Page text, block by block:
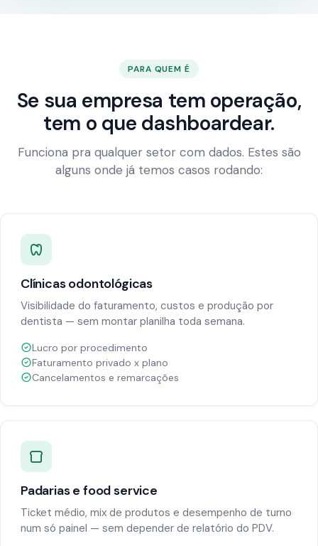
PARA QUEM É
Se sua empresa tem operação,
tem o que dashboardear.
Funciona pra qualquer setor com dados. Estes são
alguns onde já temos casos rodando:
Clínicas odontológicas
Visibilidade do faturamento, custos e produção por
dentista — sem montar planilha toda semana.
Lucro por procedimento
Faturamento privado x plano
Cancelamentos e remarcações
Padarias e food service
Ticket médio, mix de produtos e desempenho de turno
num só painel — sem depender de relatório do PDV.